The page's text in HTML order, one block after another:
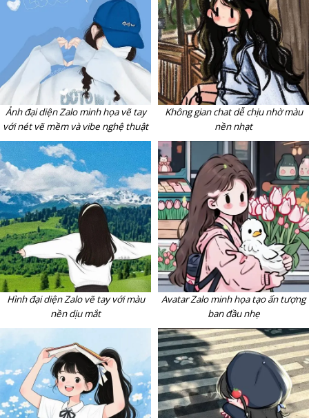
Ảnh đại diện Zalo minh họa vẽ tay
với nét vẽ mềm và vibe nghệ thuật
Không gian chat dễ chịu nhờ màu
nền nhạt
Hình đại diện Zalo vẽ tay với màu
nền dịu mắt
Avatar Zalo minh họa tạo ấn tượng
ban đầu nhẹ